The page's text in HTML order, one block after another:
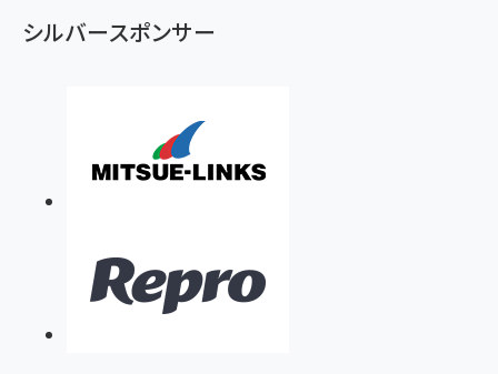
シルバースポンサー